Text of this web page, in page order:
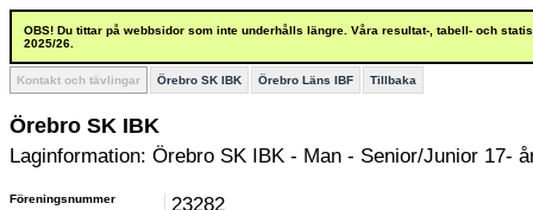
OBS! Du tittar på webbsidor som inte underhålls längre. Våra resultat-, tabell- och
2025/26.
Kontakt och tävlingar Örebro SK IBK Örebro Läns IBF Tillbaka
Örebro SK IBK
Laginformation: Örebro SK IBK - Man - Senior/Junior 17-
Föreningsnummer 23282